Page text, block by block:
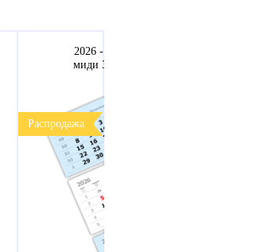
Распродажа
2026 - ВЕРДАНА офсет
миди 3-сп (3 х 335*160)